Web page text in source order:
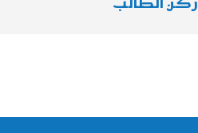
ركن الطالب